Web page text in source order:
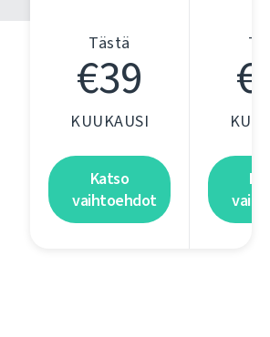
Tästä
€39
KUUKAUSI
Katso
vaihtoehdot